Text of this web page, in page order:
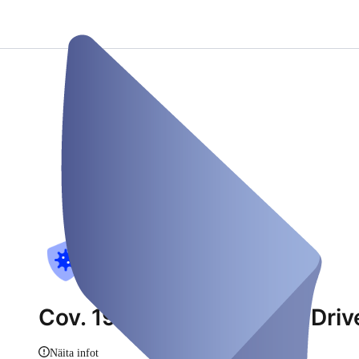
Cov. 19 Testzentrum_Mit
Näita infot